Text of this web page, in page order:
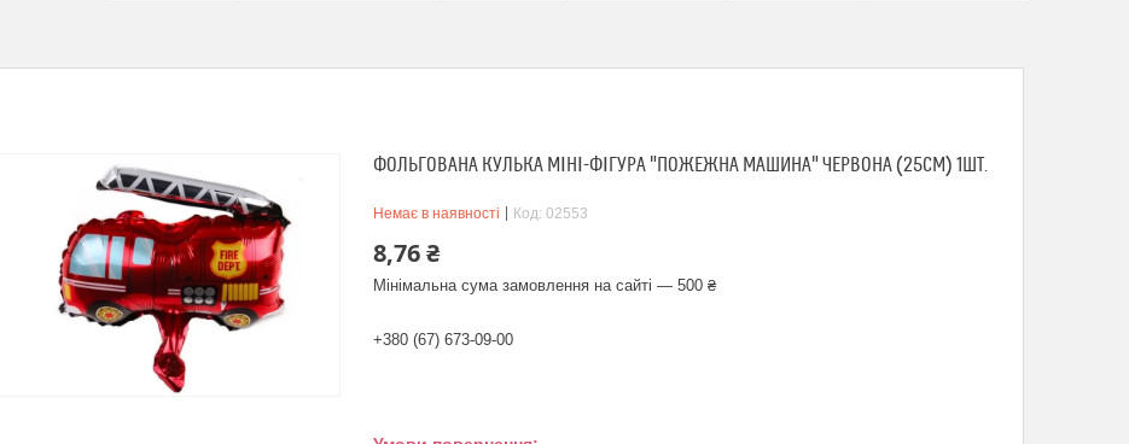
ФОЛЬГОВАНА КУЛЬКА МІНІ-ФІГУРА "ПОЖЕЖНА МАШИНА" ЧЕРВОНА (25СМ) 1ШТ.
Немає в наявності Код: 02553
8,76 ₴
Мінімальна сума замовлення на сайті — 500 ₴
+380 (67) 673-09-00